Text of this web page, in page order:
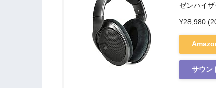
ゼンハイ
¥28,980
サウン